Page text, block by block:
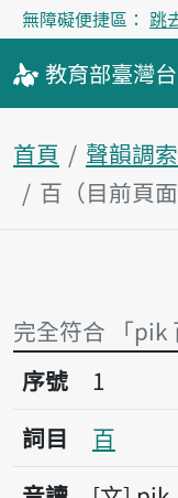
無障礙便捷區： 跳
教育部臺灣
首頁 聲韻調
百（目前頁面
完全符合 「pik
序號1百
序號
1
詞目
百